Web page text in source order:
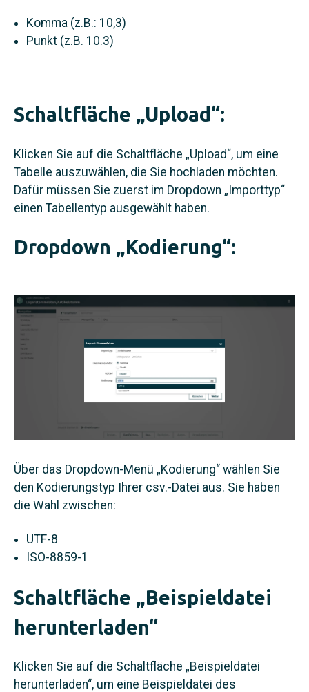
Komma (z.B.: 10,3)
Punkt (z.B. 10.3)
Schaltfläche „Upload“:
Klicken Sie auf die Schaltfläche „Upload“, um eine
Tabelle auszuwählen, die Sie hochladen möchten.
Dafür müssen Sie zuerst im Dropdown „Importtyp“
einen Tabellentyp ausgewählt haben.
Dropdown „Kodierung“:
Über das Dropdown-Menü „Kodierung“ wählen Sie
den Kodierungstyp Ihrer csv.-Datei aus. Sie haben
die Wahl zwischen:
UTF-8
ISO-8859-1
Schaltfläche „Beispieldatei
herunterladen“
Klicken Sie auf die Schaltfläche „Beispieldatei
herunterladen“, um eine Beispieldatei des